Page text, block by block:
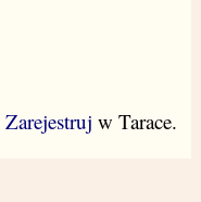
Zarejestruj w Tarace.